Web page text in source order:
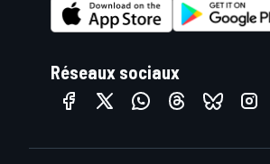
Réseaux sociaux